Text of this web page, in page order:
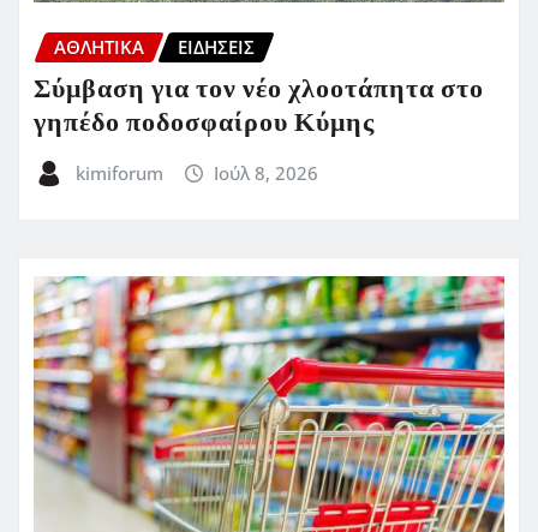
ΑΘΛΗΤΙΚΑ ΕΙΔΗΣΕΙΣ
Σύμβαση για τον νέο χλοοτάπητα στο
γηπέδο ποδοσφαίρου Κύμης
kimiforum Ιούλ 8, 2026